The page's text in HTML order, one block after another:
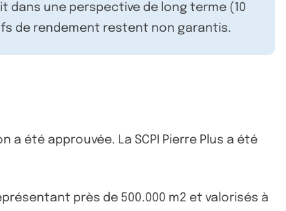
dans une perspective de long terme (10
de rendement restent non garantis.
été approuvée. La SCPI Pierre Plus a été
près de 500.000 m2 et valorisés à